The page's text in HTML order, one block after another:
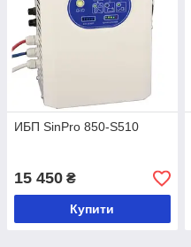
ИБП SinPro 850-S510
15 450 ₴
Купити